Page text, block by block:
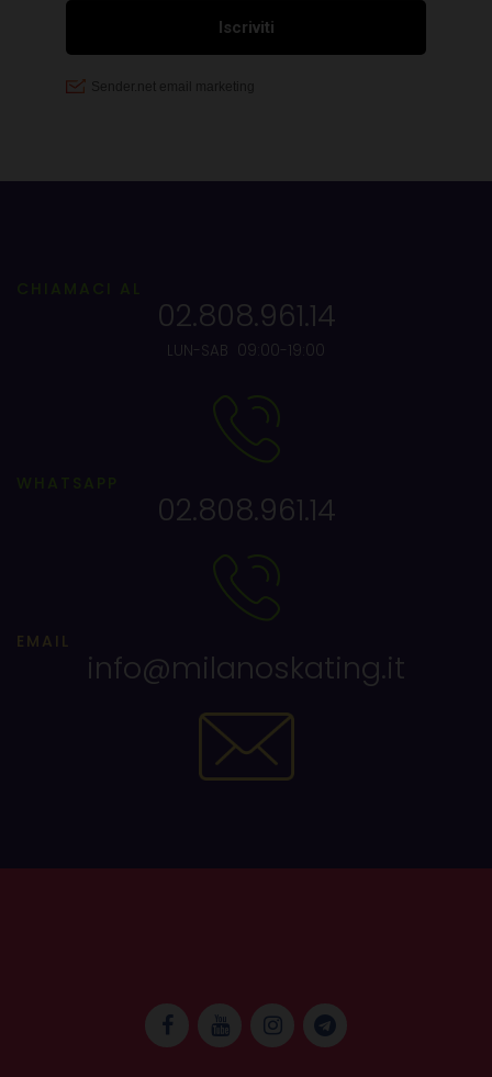
CHIAMACI AL
02.808.961.14
LUN-SAB 09:00-19:00
WHATSAPP
02.808.961.14
EMAIL
info@milanoskating.it